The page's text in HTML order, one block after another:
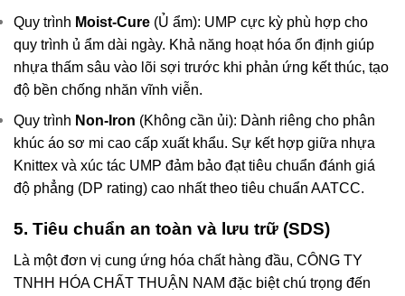
Quy trình Moist-Cure (Ủ ẩm): UMP cực kỳ phù hợp cho
quy trình ủ ẩm dài ngày. Khả năng hoạt hóa ổn định giúp
nhựa thấm sâu vào lõi sợi trước khi phản ứng kết thúc, tạo
độ bền chống nhăn vĩnh viễn.
Quy trình Non-Iron (Không cần ủi): Dành riêng cho phân
khúc áo sơ mi cao cấp xuất khẩu. Sự kết hợp giữa nhựa
Knittex và xúc tác UMP đảm bảo đạt tiêu chuẩn đánh giá
độ phẳng (DP rating) cao nhất theo tiêu chuẩn AATCC.
5. Tiêu chuẩn an toàn và lưu trữ (SDS)
Là một đơn vị cung ứng hóa chất hàng đầu, CÔNG TY
TNHH HÓA CHẤT THUẬN NAM đặc biệt chú trọng đến